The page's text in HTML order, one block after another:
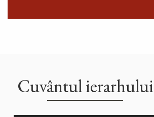
Cuvântul ierarhului